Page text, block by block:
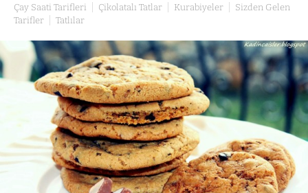
Çay Saati Tarifleri Çikolatalı Tatlar Kurabiyeler
Sizden Gelen
Tarifler
Tatlılar